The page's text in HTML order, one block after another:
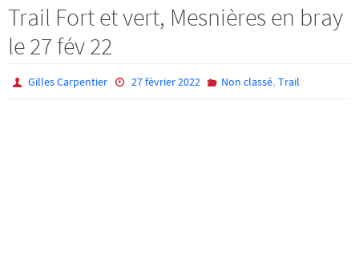
Trail Fort et vert, Mesnières en bray
le 27 fév 22
Gilles Carpentier 27 février 2022 Non classé, Trail